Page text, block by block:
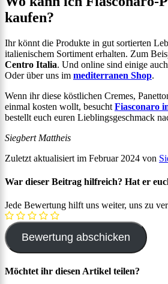
kaufen?
Ihr könnt die Produkte in gut sortierten
italienischem Sortiment erhalten. Zum
Centro Italia. Und online sind einige
Oder über uns im mediterranen Shop.
Wenn ihr diese köstlichen Cremes,
einmal kosten wollt, besucht Fiasconaro
bestellt euch euren Lieblingsgeschmack
Siegbert Mattheis
Zuletzt aktualisiert im Februar 2024 von
War dieser Beitrag hilfreich? Hat er
Jede Bewertung hilft uns weiter, uns zu
Möchtet ihr diesen Artikel teilen?